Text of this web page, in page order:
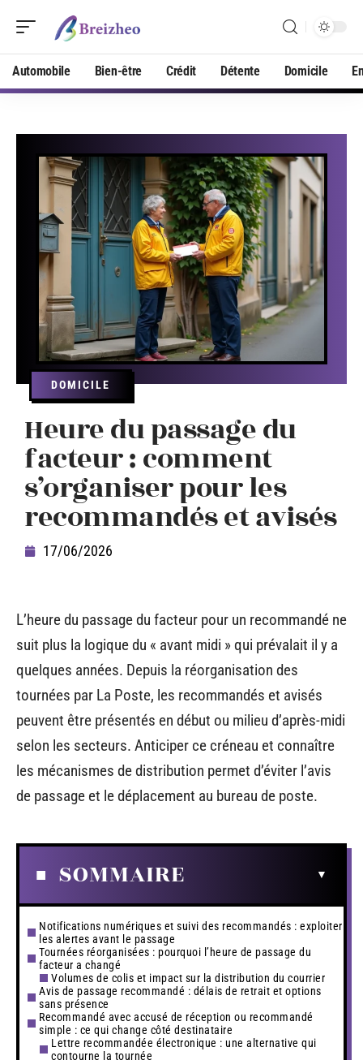
Automobile Bien-être Crédit Détente Domicile
DOMICILE
Heure du passage du
facteur : comment
s’organiser pour les
recommandés et avisés
17/06/2026
L’heure du passage du facteur pour un recommandé ne
suit plus la logique du « avant midi » qui prévalait il y a
quelques années. Depuis la réorganisation des
tournées par La Poste, les recommandés et avisés
peuvent être présentés en début ou milieu d’après-midi
selon les secteurs. Anticiper ce créneau et connaître
les mécanismes de distribution permet d’éviter l’avis
de passage et le déplacement au bureau de poste.
SOMMAIRE
Notifications numériques et suivi des recommandés : exploiter
les alertes avant le passage
Tournées réorganisées : pourquoi l’heure de passage du
facteur a changé
Volumes de colis et impact sur la distribution du courrier
Avis de passage recommandé : délais de retrait et options
sans présence
Recommandé avec accusé de réception ou recommandé
simple : ce qui change côté destinataire
Lettre recommandée électronique : une alternative qui
contourne la tournée